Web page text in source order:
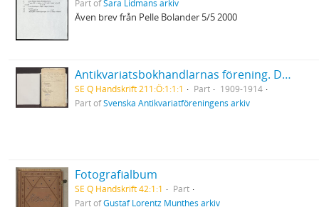
Part ofSara Lidmans arkiv
Även brev från Pelle Bolander 5/5 2000
Antikvariatsbokhandlarnas förening. Diverse handlingar, bl.a. protokoll, kassabok och klippsamling
SE Q Handskrift 211:Ö:1:1:1 Part
1909-1914
Part ofSvenska Antikvariatföreningens arkiv
Fotografialbum
SE Q Handskrift 42:1:1
Part
Part ofGustaf Lorentz Munthes arkiv